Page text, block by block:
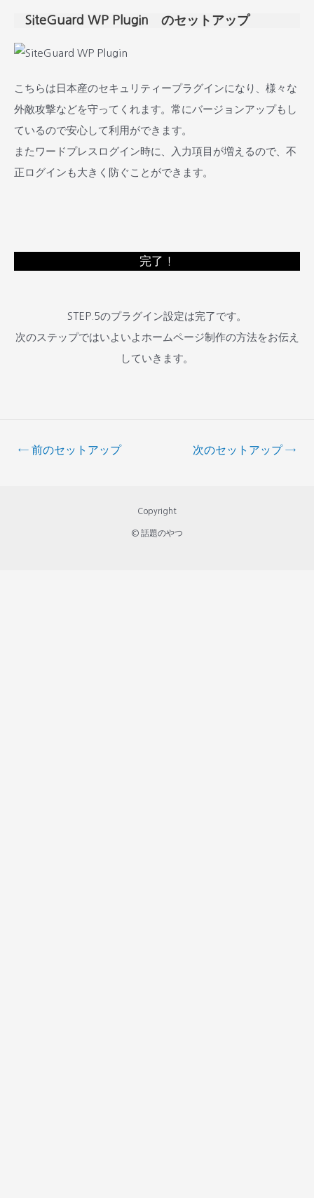
SiteGuard WP Plugin のセットアップ
こちらは日本産のセキュリティープラグインになり、様々な
外敵攻撃などを守ってくれます。常にバージョンアップもし
ているので安心して利用ができます。
またワードプレスログイン時に、入力項目が増えるので、不
正ログインも大きく防ぐことができます。
完了！
STEP.5のプラグイン設定は完了です。
次のステップではいよいよホームページ制作の方法をお伝え
していきます。
←前のセットアップ 次のセットアップ→
Copyright
© 話題のやつ